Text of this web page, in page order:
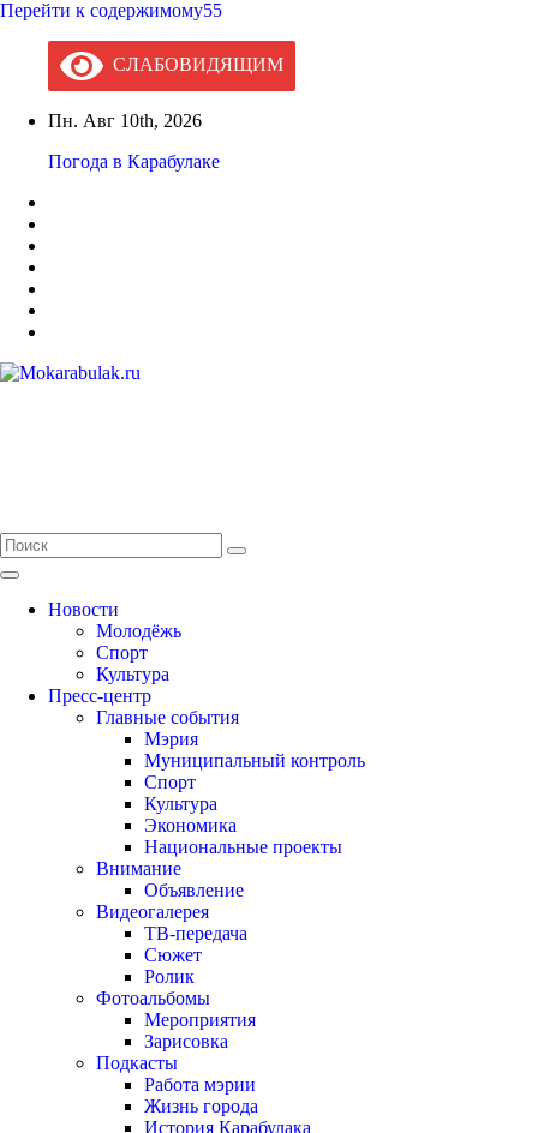
Перейти к содержимому55
СЛАБОВИДЯЩИМ
Пн. Авг 10th, 2026
Погода в Карабулаке
Новости
Молодёжь
Спорт
Культура
Пресс-центр
Главные события
Мэрия
Муниципальный контроль
Спорт
Культура
Экономика
Национальные проекты
Внимание
Объявление
Видеогалерея
ТВ-передача
Сюжет
Ролик
Фотоальбомы
Мероприятия
Зарисовка
Подкасты
Работа мэрии
Жизнь города
История Карабулака